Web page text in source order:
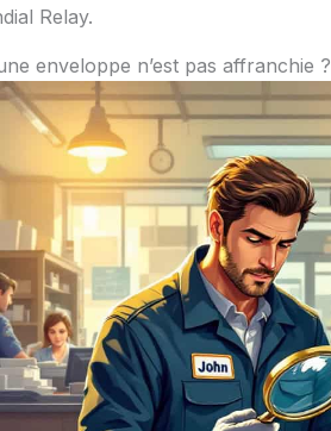
Relay.
enveloppe n’est pas affranchie ?